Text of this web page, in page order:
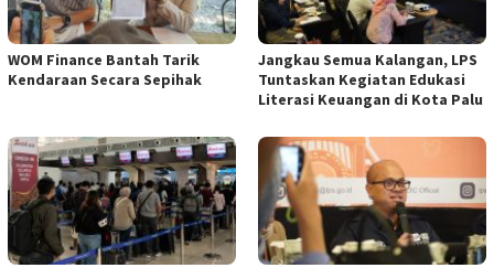
WOM Finance Bantah Tarik
Kendaraan Secara Sepihak
Jangkau Semua Kalangan, LPS
Tuntaskan Kegiatan Edukasi
Literasi Keuangan di Kota Palu